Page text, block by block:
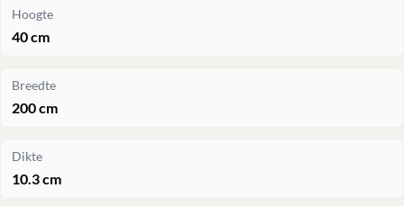
Hoogte
40 cm
Breedte
200 cm
Dikte
10.3 cm